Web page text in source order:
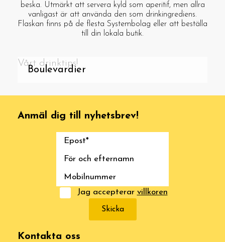
Vårt drinktips!
Boulevardier
beska. Utmärkt att servera kyld som aperitif, men allra
vanligast är att använda den som drinkingrediens.
Flaskan finns på de flesta Systembolag eller att beställa
till din lokala butik.
Anmäl dig till nyhetsbrev!
Jag accepterar villkoren
Skicka
Kontakta oss